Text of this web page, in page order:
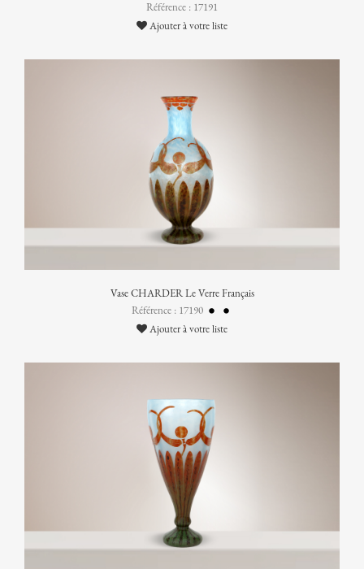
Référence : 17191
Ajouter à votre liste
Vase CHARDER Le Verre Français
Référence : 17190
Ajouter à votre liste